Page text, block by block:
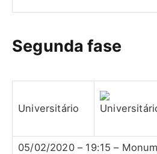
Segunda fase
Universitário
05/02/2020 – 19:15 –